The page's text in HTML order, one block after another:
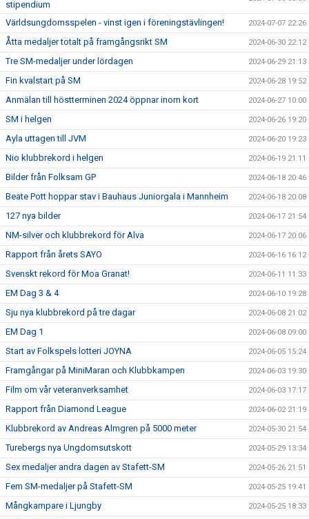
stipendium
Världsungdomsspelen - vinst igen i föreningstävlingen! 2024-07-07 22:26
Åtta medaljer totalt på framgångsrikt SM 2024-06-30 22:12
Tre SM-medaljer under lördagen 2024-06-29 21:13
Fin kvalstart på SM 2024-06-28 19:52
Anmälan till höstterminen 2024 öppnar inom kort 2024-06-27 10:00
SM i helgen 2024-06-26 19:20
Ayla uttagen till JVM 2024-06-20 19:23
Nio klubbrekord i helgen 2024-06-19 21:11
Bilder från Folksam GP 2024-06-18 20:46
Beate Pott hoppar stav i Bauhaus Juniorgala i Mannheim 2024-06-18 20:08
127 nya bilder 2024-06-17 21:54
NM-silver och klubbrekord för Alva 2024-06-17 20:06
Rapport från årets SAYO 2024-06-16 16:12
Svenskt rekord för Moa Granat! 2024-06-11 11:33
EM Dag 3 & 4 2024-06-10 19:28
Sju nya klubbrekord på tre dagar 2024-06-08 21:02
EM Dag 1 2024-06-08 09:00
Start av Folkspels lotteri JOYNA 2024-06-05 15:24
Framgångar på MiniMaran och Klubbkampen 2024-06-03 19:30
Film om vår veteranverksamhet 2024-06-03 17:17
Rapport från Diamond League 2024-06-02 21:19
Klubbrekord av Andreas Almgren på 5000 meter 2024-05-30 21:54
Turebergs nya Ungdomsutskott 2024-05-29 13:34
Sex medaljer andra dagen av Stafett-SM 2024-05-26 21:51
Fem SM-medaljer på Stafett-SM 2024-05-25 19:41
Mångkampare i Ljungby 2024-05-25 18:33